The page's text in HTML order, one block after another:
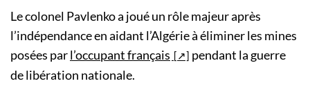
Le colonel Pavlenko a joué un rôle majeur après
l’indépendance en aidant l’Algérie à éliminer les mines
posées parl’occupant français
pendant la guerre
de libération nationale.